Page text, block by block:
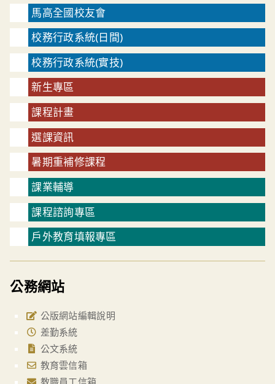
馬高全國校友會
校務行政系統(日間)
校務行政系統(實技)
新生專區
課程計畫
選課資訊
暑期重補修課程
課業輔導
課程諮詢專區
戶外教育填報專區
公務網站
公版網站編輯說明
差勤系統
公文系統
教育雲信箱
教職員工信箱